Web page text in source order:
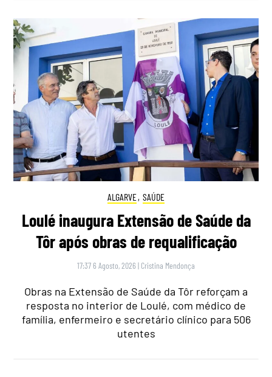
ALGARVE, SAÚDE
Loulé inaugura Extensão de Saúde da
Tôr após obras de requalificação
17:37 6 Agosto, 2026 | Cristina Mendonça
Obras na Extensão de Saúde da Tôr reforçam a
resposta no interior de Loulé, com médico de
família, enfermeiro e secretário clínico para 506
utentes